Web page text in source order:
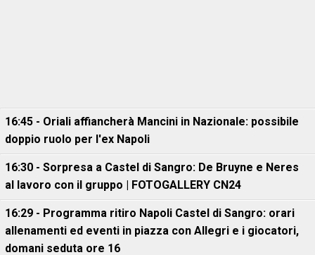
16:45 - Oriali affiancherà Mancini in Nazionale: possibile
doppio ruolo per l'ex Napoli
16:30 - Sorpresa a Castel di Sangro: De Bruyne e Neres
al lavoro con il gruppo | FOTOGALLERY CN24
16:29 - Programma ritiro Napoli Castel di Sangro: orari
allenamenti ed eventi in piazza con Allegri e i giocatori,
domani seduta ore 16